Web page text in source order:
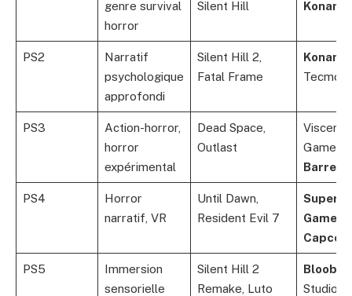
genre survival
horror
Silent Hill
Konami
PS2
Narratif
psychologique
approfondi
Silent Hill 2,
Fatal Frame
Konami
Tecmo
PS3
Action-horror,
horror
expérimental
Dead Space,
Outlast
Visceral
Games,
Barrels
PS4
Horror
narratif, VR
Until Dawn,
Resident Evil 7
Games
Capcom
PS5
Immersion
sensorielle
Silent Hill 2
Remake, Luto
Bloober
Studio